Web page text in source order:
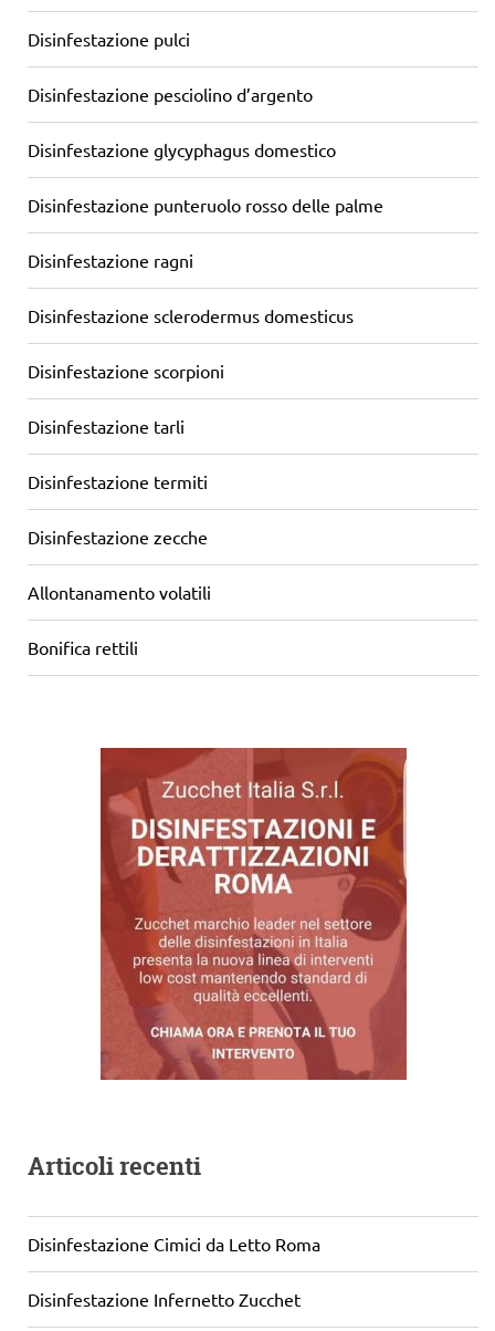
Disinfestazione pulci
Disinfestazione pesciolino d’argento
Disinfestazione glycyphagus domestico
Disinfestazione punteruolo rosso delle palme
Disinfestazione ragni
Disinfestazione sclerodermus domesticus
Disinfestazione scorpioni
Disinfestazione tarli
Disinfestazione termiti
Disinfestazione zecche
Allontanamento volatili
Bonifica rettili
Articoli recenti
Disinfestazione Cimici da Letto Roma
Disinfestazione Infernetto Zucchet